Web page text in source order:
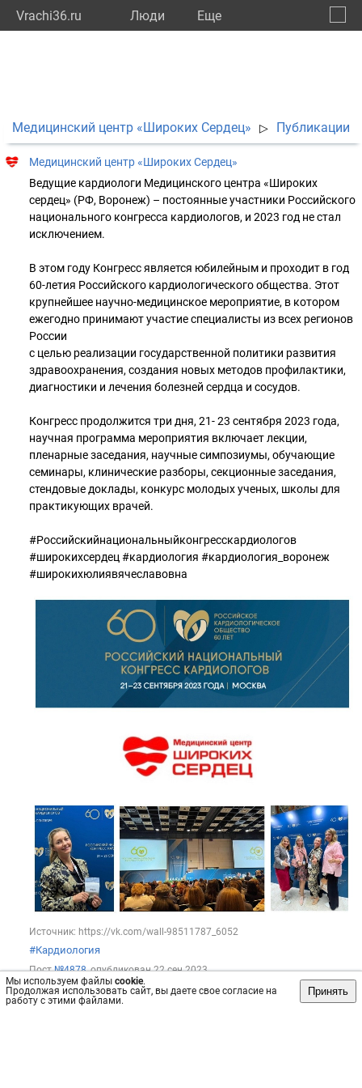
Vrachi36.ru Люди Eще
Мы используем файлы cookie.
Продолжая использовать сайт, вы даете свое согласие на
работу с этими файлами.
Принять
Медицинский центр «Широких Сердец» ▷ Публикации
Медицинский центр «Широких Сердец»
Ведущие кардиологи Медицинского центра «Широких
сердец» (РФ, Воронеж) – постоянные участники Российского
национального конгресса кардиологов, и 2023 год не стал
исключением.
В этом году Конгресс является юбилейным и проходит в год
60-летия Российского кардиологического общества. Этот
крупнейшее научно-медицинское мероприятие, в котором
ежегодно принимают участие специалисты из всех регионов
России
с целью реализации государственной политики развития
здравоохранения, создания новых методов профилактики,
диагностики и лечения болезней сердца и сосудов.
Конгресс продолжится три дня, 21- 23 сентября 2023 года,
научная программа мероприятия включает лекции,
пленарные заседания, научные симпозиумы, обучающие
семинары, клинические разборы, секционные заседания,
стендовые доклады, конкурс молодых ученых, школы для
практикующих врачей.
#Российскийнациональныйконгресскардиологов
#широкихсердец #кардиология #кардиология_воронеж
#широкихюлиявячеславовна
Источник: https://vk.com/wall-98511787_6052
#Кардиология
Пост№4878, опубликован22 сен 2023
Сохранить интересно не интересно